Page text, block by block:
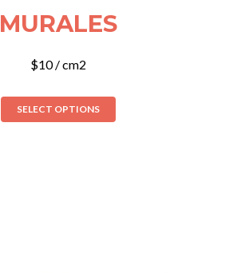
MURALES
$10/ cm2
SELECT OPTIONS